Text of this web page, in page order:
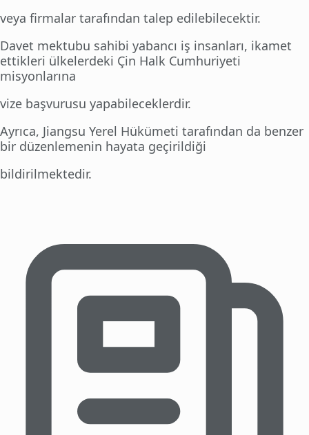
veya firmalar tarafından talep edilebilecektir.
Davet mektubu sahibi yabancı iş insanları, ikamet
ettikleri ülkelerdeki Çin Halk Cumhuriyeti
misyonlarına
vize başvurusu yapabileceklerdir.
Ayrıca, Jiangsu Yerel Hükümeti tarafından da benzer
bir düzenlemenin hayata geçirildiği
bildirilmektedir.